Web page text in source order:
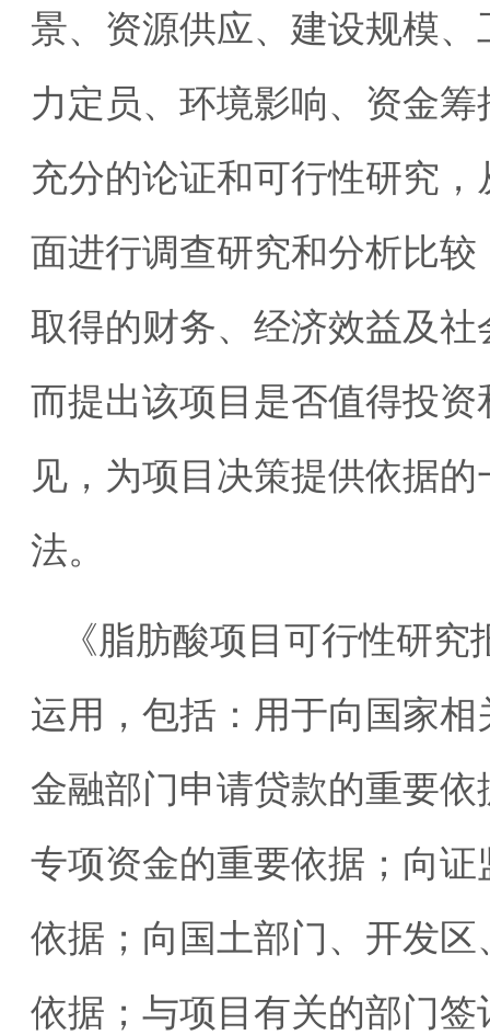
景、资源供应、建设规模
力定员、环境影响、资金
充分的论证和可行性研究
面进行调查研究和分析比
取得的财务、经济效益及
而提出该项目是否值得投
见，为项目决策提供依据
法。
《脂肪酸项目可行性研
运用，包括：用于向国家
金融部门申请贷款的重要
专项资金的重要依据；向
依据；向国土部门、开发
依据；与项目有关的部门